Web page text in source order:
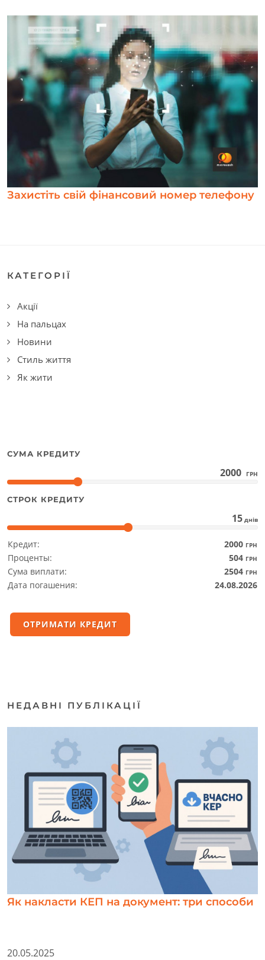
Захистіть свій фінансовий номер телефону
КАТЕГОРІЇ
Акції
На пальцах
Новини
Стиль життя
Як жити
СУМА КРЕДИТУ
2000 ГРН
СТРОК КРЕДИТУ
15 днів
Кредит: 2000 ГРН
Проценты: 504 ГРН
Сума виплати: 2504 ГРН
Дата погашения: 24.08.2026
ОТРИМАТИ КРЕДИТ
НЕДАВНІ ПУБЛІКАЦІЇ
Як накласти КЕП на документ: три способи
20.05.2025